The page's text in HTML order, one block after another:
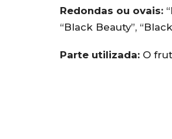
Redondas ou ovais:
“Black Beauty”,
Parte utilizada: O